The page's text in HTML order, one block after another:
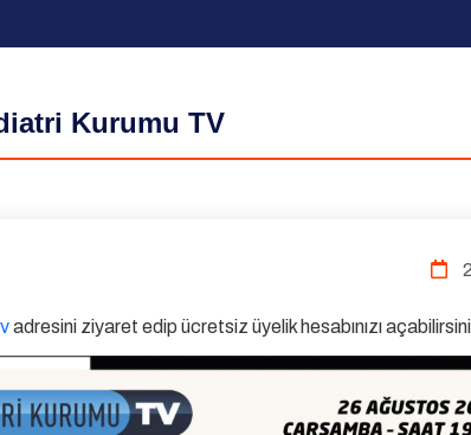
Kurumu TV
adresini ziyaret edip ücretsiz üyelik hesabınızı